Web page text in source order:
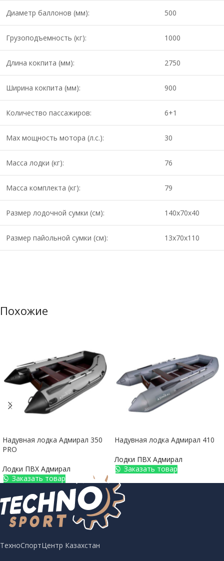
Диаметр баллонов (мм): 500
Грузоподъемность (кг): 1000
Длина кокпита (мм): 2750
Ширина кокпита (мм): 900
Количество пассажиров: 6+1
Max мощность мотора (л.с.): 30
Масса лодки (кг): 76
Масса комплекта (кг): 79
Размер лодочной сумки (см): 140х70х40
Размер пайольной сумки (см): 13х70х110
Похожие
Надувная лодка Адмирал 350
PRO
Лодки ПВХ Адмирал
Заказать товар
Надувная лодка Адмирал 410
Лодки ПВХ Адмирал
Заказать товар
ТехноСпортЦентр Казахстан